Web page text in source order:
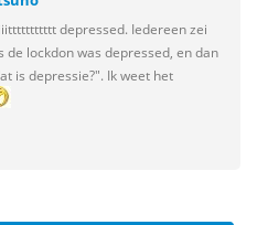
depressed. Iedereen zei
de lockdon was depressed, en dan
is depressie?". Ik weet het